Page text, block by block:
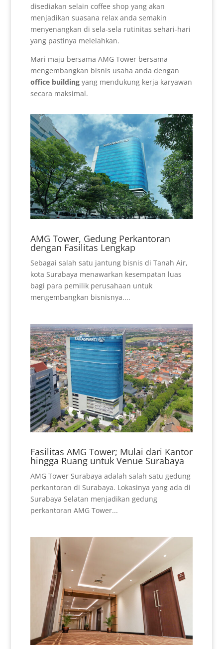
disediakan selain coffee shop yang akan
menjadikan suasana relax anda semakin
menyenangkan di sela-sela rutinitas sehari-hari
yang pastinya melelahkan.
Mari maju bersama AMG Tower bersama
mengembangkan bisnis usaha anda dengan
office buildingyang mendukung kerja karyawan
secara maksimal.
AMG Tower, Gedung Perkantoran
dengan Fasilitas Lengkap
Sebagai salah satu jantung bisnis di Tanah Air,
kota Surabaya menawarkan kesempatan luas
bagi para pemilik perusahaan untuk
mengembangkan bisnisnya....
Fasilitas AMG Tower; Mulai dari Kantor
hingga Ruang untuk Venue Surabaya
AMG Tower Surabaya adalah salah satu gedung
perkantoran di Surabaya. Lokasinya yang ada di
Surabaya Selatan menjadikan gedung
perkantoran AMG Tower...